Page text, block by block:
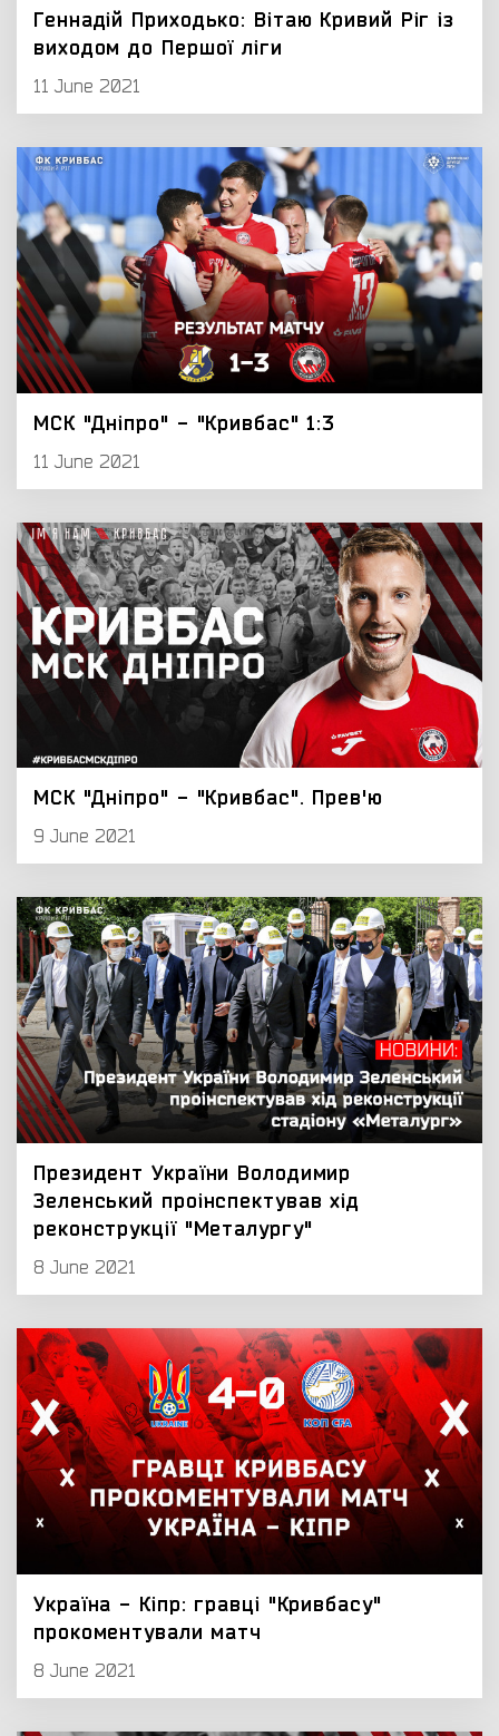
Геннадій Приходько: Вітаю Кривий Ріг із
виходом до Першої ліги
11 June 2021
МСК "Дніпро" - "Кривбас" 1:3
11 June 2021
МСК "Дніпро" - "Кривбас". Прев'ю
9 June 2021
Президент України Володимир
Зеленський проінспектував хід
реконструкції "Металургу"
8 June 2021
Україна - Кіпр: гравці "Кривбасу"
прокоментували матч
8 June 2021